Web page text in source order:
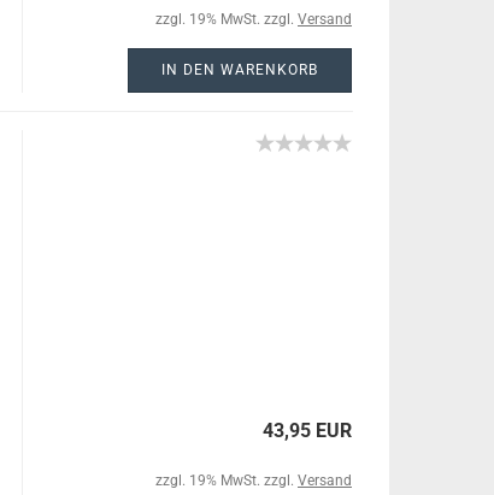
zzgl. 19% MwSt. zzgl. Versand
IN DEN WARENKORB
43,95 EUR
zzgl. 19% MwSt. zzgl. Versand